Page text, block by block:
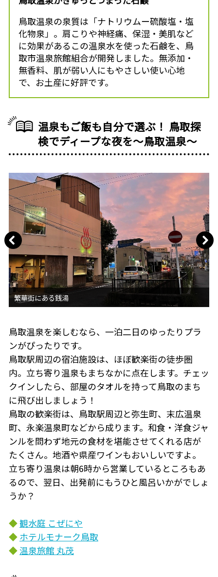
鳥取温泉の泉質は「ナトリウムー硫酸塩・塩
化物泉」。肩こりや神経痛、保湿・美肌など
に効果があるこの温泉水を使った石鹸を、鳥
取市温泉旅館組合が開発しました。無添加・
無香料、肌が弱い人にもやさしい使い心地
で、お土産に好評です。
温泉もご飯も自分で選ぶ！ 鳥取探
検でディープな夜を〜鳥取温泉〜
鳥取温泉を楽しむなら、一泊二日のゆったりプラ
ンがぴったりです。
鳥取駅周辺の宿泊施設は、ほぼ歓楽街の徒歩圏
内。立ち寄り温泉もまちなかに点在します。チェッ
クインしたら、部屋のタオルを持って鳥取のまち
に飛び出しましょう！
鳥取の歓楽街は、鳥取駅周辺と弥生町、末広温泉
町、永楽温泉町などから成ります。和食・洋食ジャ
ンルを問わず地元の食材を堪能させてくれる店が
たくさん。地酒や県産ワインもおいしいですよ。
立ち寄り温泉は朝6時から営業しているところもあ
るので、翌日、出発前にもうひと風呂いかがでしょ
うか？
◆観水庭 こぜにや
◆ホテルモナーク鳥取
◆温泉旅館 丸茂